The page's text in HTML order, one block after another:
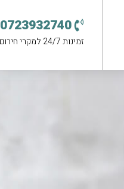
0723932740
זמינות 24/7 למקרי חירום